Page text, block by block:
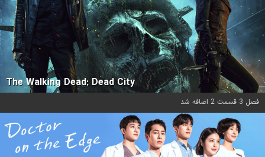
The Walking Dead: Dead City
فصل 3 قسمت 2 اضافه شد